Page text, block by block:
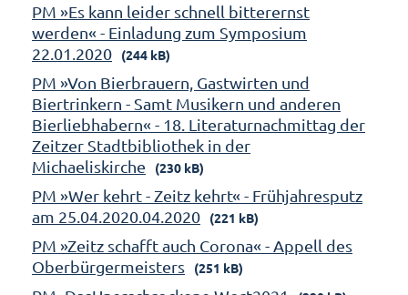
PM »Es kann leider schnell bitterernst
werden« - Einladung zum Symposium
22.01.2020
(244 kB)
PM »Von Bierbrauern, Gastwirten und
Biertrinkern - Samt Musikern und anderen
Bierliebhabern« - 18. Literaturnachmittag der
Zeitzer Stadtbibliothek in der
Michaeliskirche
(230 kB)
PM »Wer kehrt - Zeitz kehrt« - Frühjahresputz
am 25.04.2020.04.2020
(221 kB)
PM »Zeitz schafft auch Corona« - Appell des
Oberbürgermeisters
(251 kB)